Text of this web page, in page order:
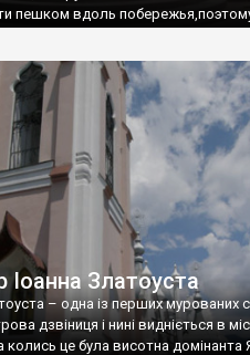
пешком вдоль
Іоанна Златоуста
– одна із перших мурованих
дзвіниця і нині видніється в
колись це була висотна домінанта